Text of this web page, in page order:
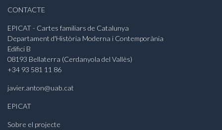
CONTACTE
EPICAT - Cartes familiars de Catalunya
Departament d'Història Moderna i Contemporània
Edifici B
08193 Bellaterra (Cerdanyola del Vallès)
+34 93 581 11 86
javier.anton@uab.cat
EPICAT
Sobre el projecte